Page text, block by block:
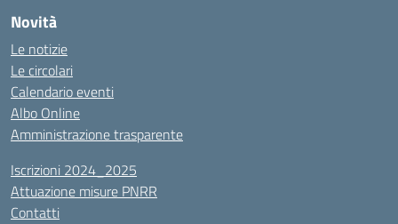
Novità
Le notizie
Le circolari
Calendario eventi
Albo Online
Amministrazione trasparente
Iscrizioni 2024_2025
Attuazione misure PNRR
Contatti